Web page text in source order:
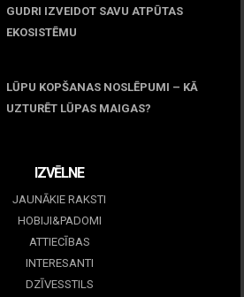
GUDRI IZVEIDOT SAVU ATPŪTAS
EKOSISTĒMU
LŪPU KOPŠANAS NOSLĒPUMI – KĀ
UZTURĒT LŪPAS MAIGAS?
IZVĒLNE
JAUNĀKIE RAKSTI
HOBIJI&PADOMI
ATTIECĪBAS
INTERESANTI
DZĪVESSTILS